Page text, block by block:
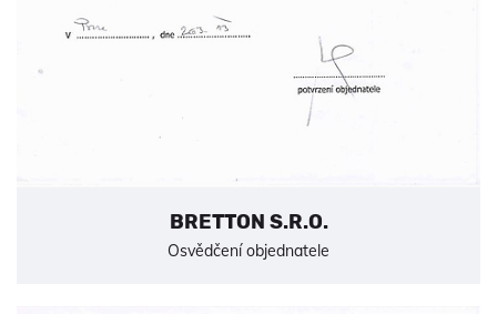
BRETTON S.R.O.
Osvědčení objednatele